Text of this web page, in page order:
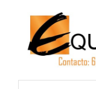
contenido